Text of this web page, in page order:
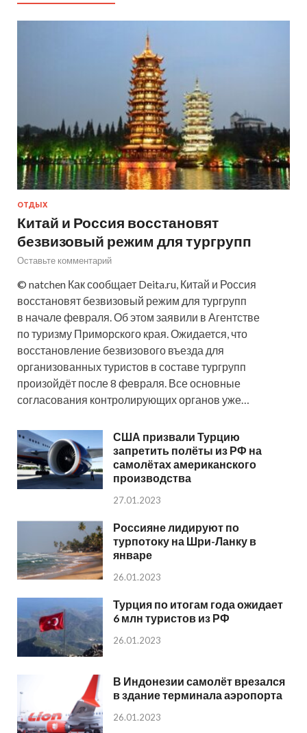
ОТДЫХ
Китай и Россия восстановят
безвизовый режим для тургрупп
Оставьте комментарий
© natchen Как сообщает Deita.ru, Китай и Россия
восстановят безвизовый режим для тургрупп
в начале февраля. Об этом заявили в Агентстве
по туризму Приморского края. Ожидается, что
восстановление безвизового въезда для
организованных туристов в составе тургрупп
произойдёт после 8 февраля. Все основные
согласования контролирующих органов уже…
США призвали Турцию
запретить полёты из РФ на
самолётах американского
производства
27.01.2023
Россияне лидируют по
турпотоку на Шри-Ланку в
январе
26.01.2023
Турция по итогам года ожидает
6 млн туристов из РФ
26.01.2023
В Индонезии самолёт врезался
в здание терминала аэропорта
26.01.2023